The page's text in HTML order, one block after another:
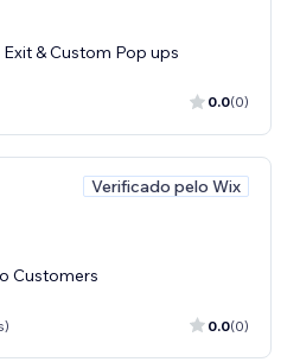
& Custom Pop ups
0.0(0)
Verificado pelo Wix
Customers
0.0(0)